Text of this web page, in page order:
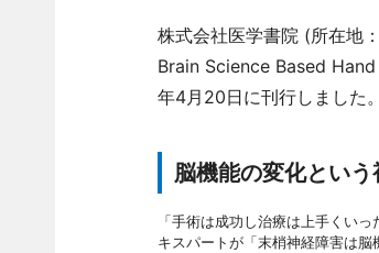
株式会社医学書院 (所在地
Brain Science Based
年4月20日に刊行しました。
脳機能の変化とい
「手術は成功し治療は上手くい
キスパートが「末梢神経障害は脳